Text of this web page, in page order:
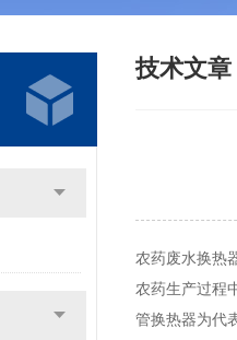
技术文章
农药废水换热
农药生产过程
管换热器为代